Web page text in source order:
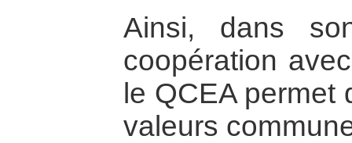
Ainsi, dans
coopération
le QCEA permet
valeurs